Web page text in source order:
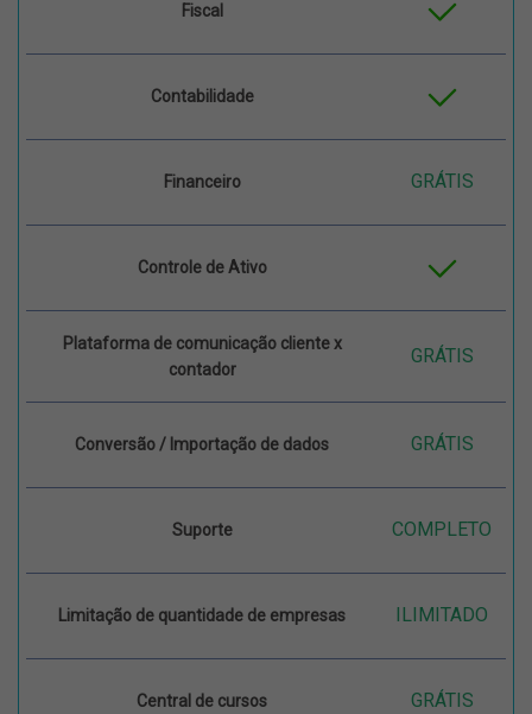
Fiscal
Contabilidade
Financeiro GRÁTIS
Controle de Ativo
Plataforma de comunicação cliente x
contador
GRÁTIS
Conversão / Importação de dados GRÁTIS
Suporte COMPLETO
Limitação de quantidade de empresas ILIMITADO
Central de cursos GRÁTIS